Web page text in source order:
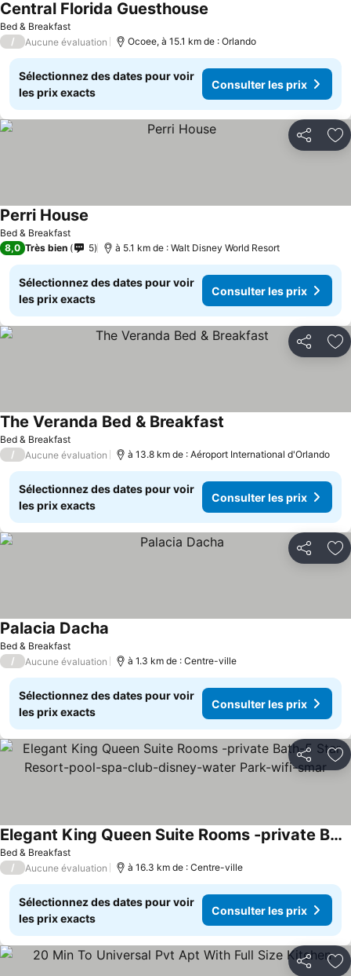
Bed & Breakfast
Central Florida Guesthouse
/ Aucune évaluation Ocoee, à 15.1 km de : Orlando
Sélectionnez des dates pour voir
les prix exacts
Consulter les prix
Partager
Bed & Breakfast
Perri House
8,0 Très bien 5 à 5.1 km de : Walt Disney World Resort
Sélectionnez des dates pour voir
les prix exacts
Consulter les prix
Partager
Bed & Breakfast
The Veranda Bed & Breakfast
/ Aucune évaluation à 13.8 km de : Aéroport International d'Orlando
Sélectionnez des dates pour voir
les prix exacts
Consulter les prix
Partager
Bed & Breakfast
Palacia Dacha
/ Aucune évaluation à 1.3 km de : Centre-ville
Sélectionnez des dates pour voir
les prix exacts
Consulter les prix
Partager
Bed & Breakfast
Elegant King Queen Suite Rooms -private Bath-5 Star Resort-pool-spa-club-disney-water Park-wifi-smar
/ Aucune évaluation à 16.3 km de : Centre-ville
Sélectionnez des dates pour voir
les prix exacts
Consulter les prix
Partager